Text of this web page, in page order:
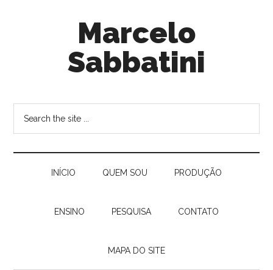
Marcelo
Sabbatini
INÍ­CIO QUEM SOU PRODUÇÃO
ENSINO PESQUISA CONTATO
MAPA DO SITE